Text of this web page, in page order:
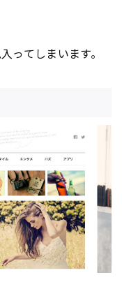
ってしまいます。